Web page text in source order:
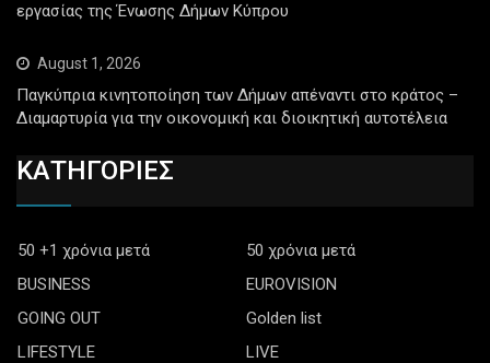
εργασίας της Ένωσης Δήμων Κύπρου
August 1, 2026
Παγκύπρια κινητοποίηση των Δήμων απέναντι στο κράτος –
Διαμαρτυρία για την οικονομική και διοικητική αυτοτέλεια
ΚΑΤΗΓΟΡΙΕΣ
50 +1 χρόνια μετά
50 χρόνια μετά
BUSINESS
EUROVISION
GOING OUT
Golden list
LIFESTYLE
LIVE